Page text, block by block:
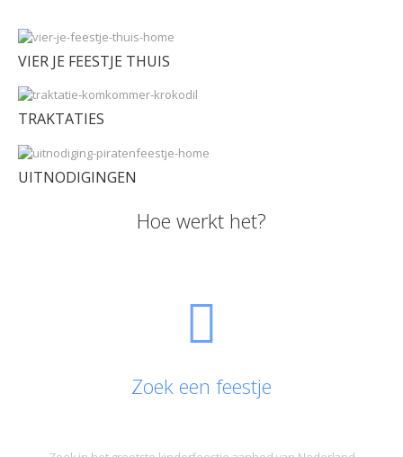
VIER JE FEESTJE THUIS
TRAKTATIES
UITNODIGINGEN
Hoe werkt het?
Zoek een feestje